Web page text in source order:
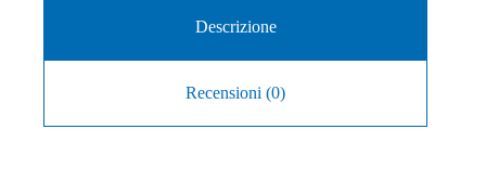
Descrizione
Recensioni (0)